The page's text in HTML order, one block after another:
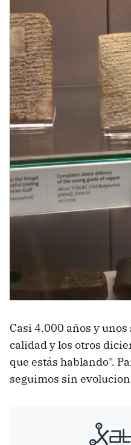
Casi 4.000 años y
calidad y los otros
que estás hablando".
seguimos sin